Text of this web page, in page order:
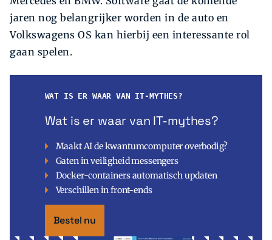
jaren nog belangrijker worden in de auto en
Volkswagens OS kan hierbij een interessante rol
gaan spelen.
WAT IS ER WAAR VAN IT-MYTHES?
Wat is er waar van IT-mythes?
Maakt AI de kwantumcomputer overbodig?
Gaten in veiligheid messengers
Docker-containers automatisch updaten
Verschillen in front-ends
Bestel nu